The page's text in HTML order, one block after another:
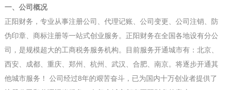
一、公司概况
正阳财务，专业从事注册公司、代理记账、公司变更、公司注销、防
伪印章、商标注册等一站式创业服务。正阳财务在全国各地设有分公
司，是规模超大的工商税务服务机构。目前服务开通城市有： 北京、
西安、成都、重庆、郑州、杭州、武汉、合肥、南京。将逐步开通其
他城市服务！ 公司经过8年的艰苦奋斗，已为国内十万创业者提供了